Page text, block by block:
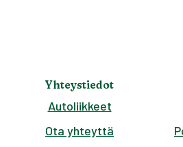
Yhteystiedot
Autoliikkeet
Ota yhteyttä